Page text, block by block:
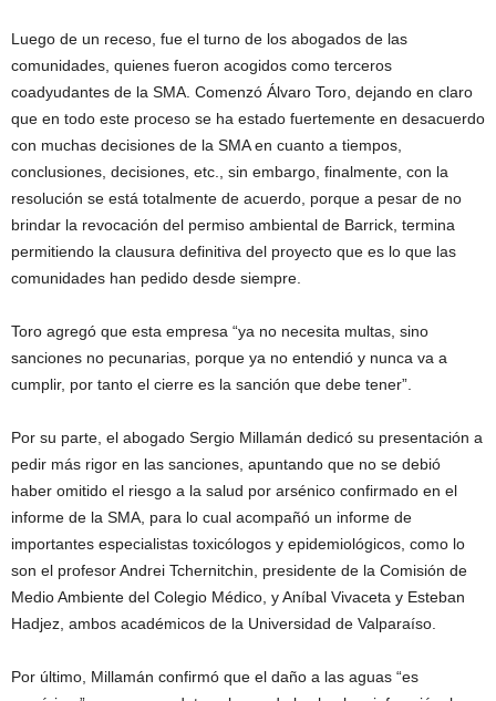
Luego de un receso, fue el turno de los abogados de las
comunidades, quienes fueron acogidos como terceros
coadyudantes de la SMA. Comenzó Álvaro Toro, dejando en claro
que en todo este proceso se ha estado fuertemente en desacuerdo
con muchas decisiones de la SMA en cuanto a tiempos,
conclusiones, decisiones, etc., sin embargo, finalmente, con la
resolución se está totalmente de acuerdo, porque a pesar de no
brindar la revocación del permiso ambiental de Barrick, termina
permitiendo la clausura definitiva del proyecto que es lo que las
comunidades han pedido desde siempre.
Toro agregó que esta empresa “ya no necesita multas, sino
sanciones no pecunarias, porque ya no entendió y nunca va a
cumplir, por tanto el cierre es la sanción que debe tener”.
Por su parte, el abogado Sergio Millamán dedicó su presentación a
pedir más rigor en las sanciones, apuntando que no se debió
haber omitido el riesgo a la salud por arsénico confirmado en el
informe de la SMA, para lo cual acompañó un informe de
importantes especialistas toxicólogos y epidemiológicos, como lo
son el profesor Andrei Tchernitchin, presidente de la Comisión de
Medio Ambiente del Colegio Médico, y Aníbal Vivaceta y Esteban
Hadjez, ambos académicos de la Universidad de Valparaíso.
Por último, Millamán confirmó que el daño a las aguas “es